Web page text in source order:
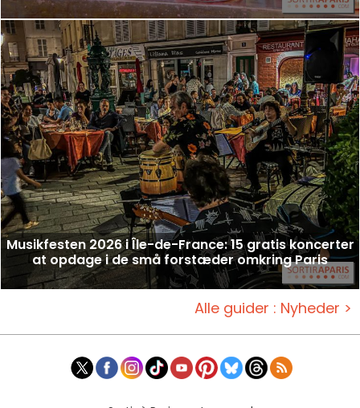
Musikfesten 2026 i Île-de-France: 15 gratis koncerter
at opdage i de små forstæder omkring Paris
Alle guider : Nyheder >